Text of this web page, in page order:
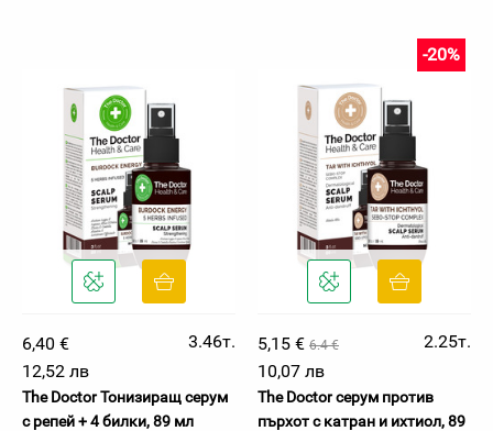
6,40 €
3.46т.
12,52 лв
The Doctor Тонизиращ серум
с репей + 4 билки, 89 мл
5,15 € 6.4 €
-20%
2.25т.
10,07 лв
The Doctor серум против
пърхот с катран и ихтиол, 89